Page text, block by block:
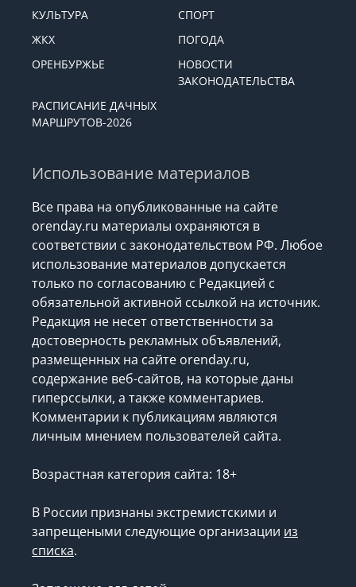
КУЛЬТУРА
СПОРТ
ЖКХ
ПОГОДА
ОРЕНБУРЖЬЕ
НОВОСТИ
ЗАКОНОДАТЕЛЬСТВА
РАСПИСАНИЕ ДАЧНЫХ
МАРШРУТОВ-2026
Использование материалов
Все права на опубликованные на сайте
orenday.ru материалы охраняются в
соответствии с законодательством РФ. Любое
использование материалов допускается
только по согласованию с Редакцией с
обязательной активной ссылкой на источник.
Редакция не несет ответственности за
достоверность рекламных объявлений,
размещенных на сайте orenday.ru,
содержание веб-сайтов, на которые даны
гиперссылки, а также комментариев.
Комментарии к публикациям являются
личным мнением пользователей сайта.
Возрастная категория сайта: 18+
В России признаны экстремистскими и
запрещеными следующие организации из
списка.